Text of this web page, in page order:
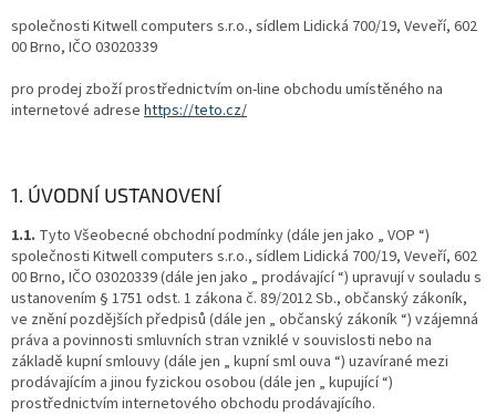
společnosti Kitwell computers s.r.o., sídlem Lidická 700/19, Veveří, 602
00 Brno, IČO 03020339
pro prodej zboží prostřednictvím on-line obchodu umístěného na
internetové adrese https://teto.cz/
1. ÚVODNÍ USTANOVENÍ
1.1. Tyto Všeobecné obchodní podmínky (dále jen jako „ VOP “)
společnosti Kitwell computers s.r.o., sídlem Lidická 700/19, Veveří, 602
00 Brno, IČO 03020339 (dále jen jako „ prodávající “) upravují v souladu s
ustanovením § 1751 odst. 1 zákona č. 89/2012 Sb., občanský zákoník,
ve znění pozdějších předpisů (dále jen „ občanský zákoník “) vzájemná
práva a povinnosti smluvních stran vzniklé v souvislosti nebo na
základě kupní smlouvy (dále jen „ kupní sml ouva “) uzavírané mezi
prodávajícím a jinou fyzickou osobou (dále jen „ kupující “)
prostřednictvím internetového obchodu prodávajícího.